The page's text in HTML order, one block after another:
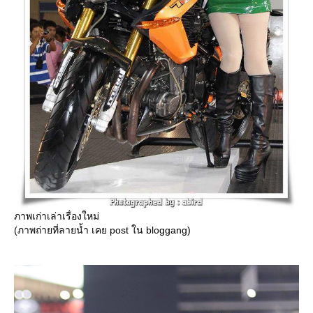
ภาพเก่าเล่าเรื่องใหม่
(ภาพถ่ายที่ลายน้ำ เคย post ใน bloggang)